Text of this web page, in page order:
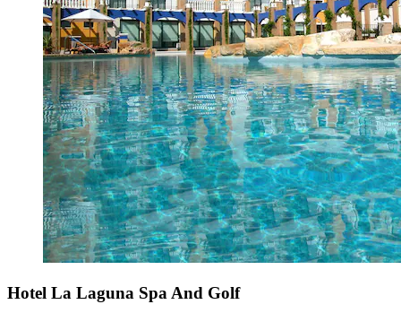
Hotel La Laguna Spa And Golf